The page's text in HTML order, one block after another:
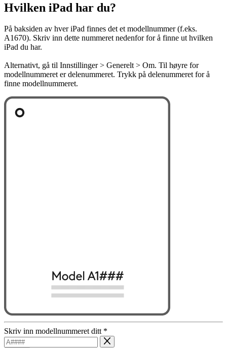
Hvilken iPad har du?
På baksiden av hver iPad finnes det et modellnummer (f.eks.
A1670). Skriv inn dette nummeret nedenfor for å finne ut hvilken
iPad du har.
Alternativt, gå til Innstillinger > Generelt > Om. Til høyre for
modellnummeret er delenummeret. Trykk på delenummeret for å
finne modellnummeret.
Skriv inn modellnummeret ditt *